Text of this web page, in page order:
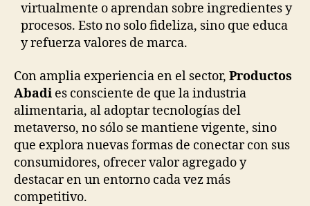
virtualmente o aprendan sobre ingredientes y
procesos. Esto no solo fideliza, sino que educa
y refuerza valores de marca.
Con amplia experiencia en el sector, Productos
Abadi es consciente de que la industria
alimentaria, al adoptar tecnologías del
metaverso, no sólo se mantiene vigente, sino
que explora nuevas formas de conectar con sus
consumidores, ofrecer valor agregado y
destacar en un entorno cada vez más
competitivo.